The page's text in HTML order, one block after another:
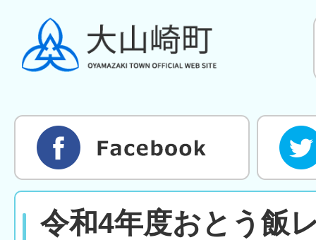
令和4年度おとう飯